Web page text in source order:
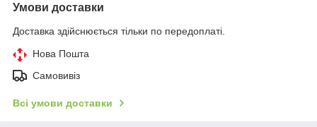
Умови доставки
Доставка здійснюється тільки по передоплаті.
Нова Пошта
Самовивіз
Всі умови доставки